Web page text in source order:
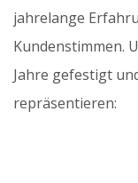
jahrelange
Kundenstimmen.
Jahre gefestigt
repräsentieren: